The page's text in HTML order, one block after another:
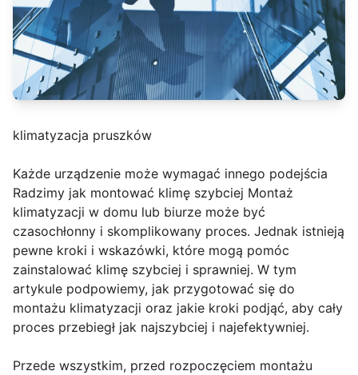
klimatyzacja pruszków
Każde urządzenie może wymagać innego podejścia
Radzimy jak montować klimę szybciej Montaż
klimatyzacji w domu lub biurze może być
czasochłonny i skomplikowany proces. Jednak istnieją
pewne kroki i wskazówki, które mogą pomóc
zainstalować klimę szybciej i sprawniej. W tym
artykule podpowiemy, jak przygotować się do
montażu klimatyzacji oraz jakie kroki podjąć, aby cały
proces przebiegł jak najszybciej i najefektywniej.
Przede wszystkim, przed rozpoczęciem montażu